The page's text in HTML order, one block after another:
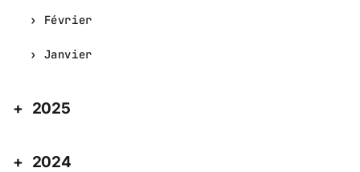
Février
Janvier
2025
2024